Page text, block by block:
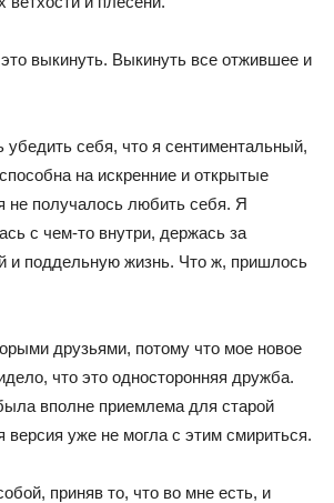
выкинуть. Выкинуть все отжившее и
убедить себя, что я сентиментальный,
на искренние и открытые
не получалось любить себя. Я
с чем-то внутри, держась за
поддельную жизнь. Что ж, пришлось
друзьями, потому что мое новое
что это односторонняя дружба.
вполне приемлема для старой
версия уже не могла с этим смириться.
приняв то, что во мне есть, и